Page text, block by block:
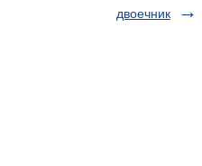
двоечник